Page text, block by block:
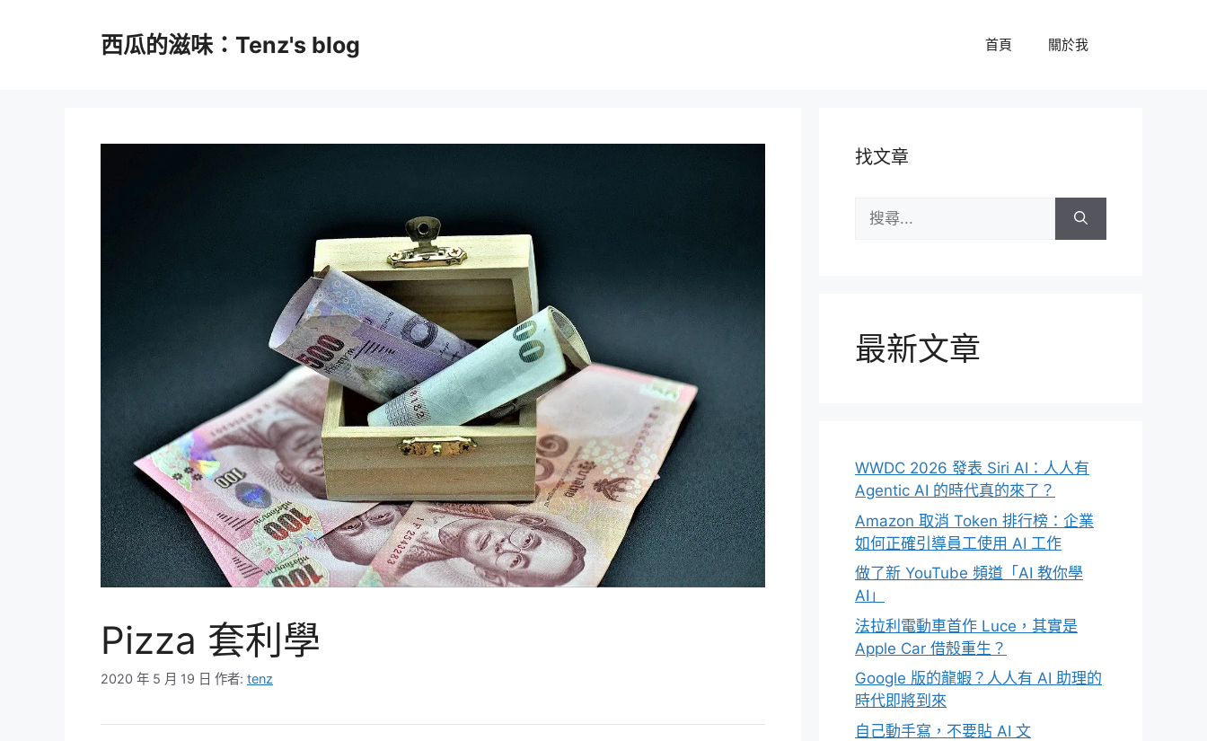
西瓜的滋味：Tenz's blog 首頁 關於我
Pizza 套利學
2020 年 5 月 19 日 作者: tenz
找文章
尋:
最新文章
WWDC 2026 發表 Siri AI：人人有
Agentic AI 的時代真的來了？
Amazon 取消 Token 排行榜：企業
如何正確引導員工使用 AI 工作
做了新 YouTube 頻道「AI 教你學
AI」
法拉利電動車首作 Luce，其實是
Apple Car 借殼重生？
Google 版的龍蝦？人人有 AI 助理的
時代即將到來
自己動手寫，不要貼 AI 文